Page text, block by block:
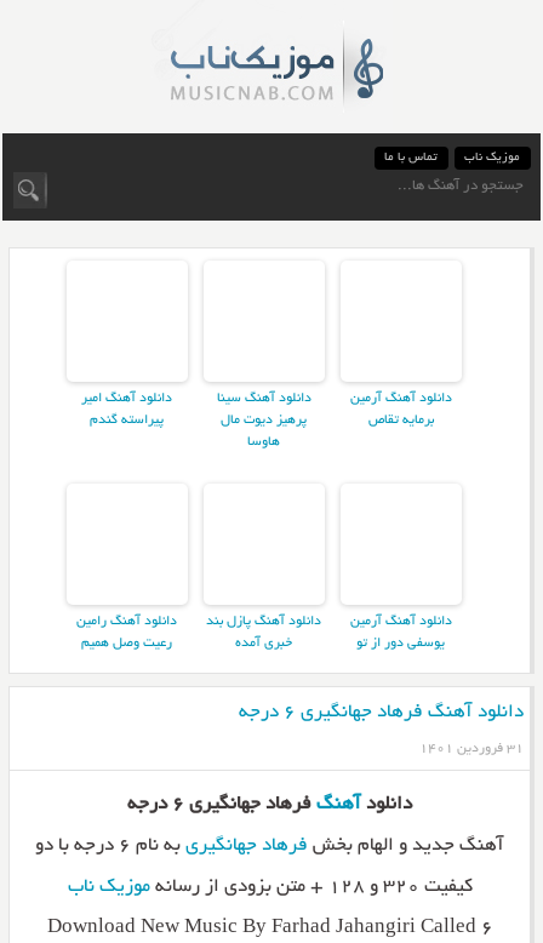
موزیک ناب تماس با ما
دانلود آهنگ آرمین
برمایه تقاص
دانلود آهنگ سینا
پرهیز دیوت مال
هاوسا
دانلود آهنگ امیر
پیراسته گندم
دانلود آهنگ آرمین
یوسفی دور از تو
دانلود آهنگ پازل بند
خبری آمده
دانلود آهنگ رامین
رعیت وصل همیم
دانلود آهنگ فرهاد جهانگیری ۶ درجه
۳۱ فروردین ۱۴۰۱
دانلود آهنگفرهاد جهانگیری ۶ درجه
آهنگ جدید و الهام بخش فرهاد جهانگیری
به نام ۶ درجه با دو
کیفیت ۳۲۰ و ۱۲۸ + متن بزودی از رسانه
موزیک ناب
Download New Music By Farhad Jahangiri Called 6